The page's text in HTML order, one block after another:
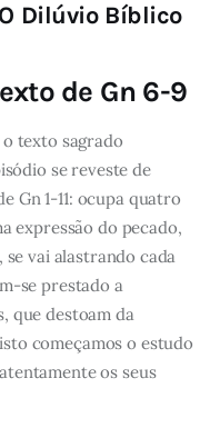
Dilúvio Bíblico
de Gn 6-9
o texto sagrado
se reveste de
Gn 1-11: ocupa quatro
expressão do pecado,
vai alastrando cada
se prestado a
que destoam da
começamos o estudo
os seus